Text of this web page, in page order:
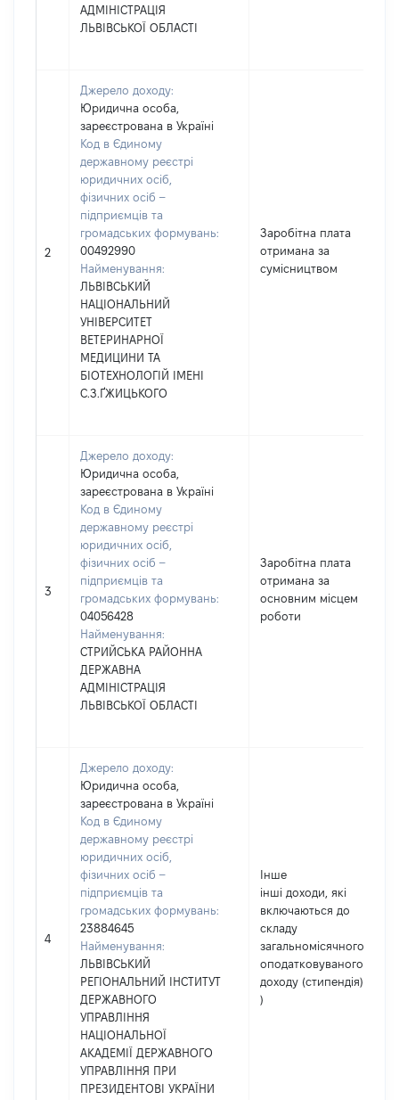
АДМІНІСТРАЦІЯ
ЛЬВІВСЬКОЇ ОБЛАСТІ
2
Джерело доходу:
Юридична особа,
зареєстрована в Україні
Код в Єдиному
державному реєстрі
юридичних осіб,
фізичних осіб –
підприємців та
громадських формувань:
00492990
Найменування:
ЛЬВІВСЬКИЙ
НАЦІОНАЛЬНИЙ
УНІВЕРСИТЕТ
ВЕТЕРИНАРНОЇ
МЕДИЦИНИ ТА
БІОТЕХНОЛОГІЙ ІМЕНІ
С.З.ҐЖИЦЬКОГО
Заробітна плата
отримана за
сумісництвом
3
Джерело доходу:
Юридична особа,
зареєстрована в Україні
Код в Єдиному
державному реєстрі
юридичних осіб,
фізичних осіб –
підприємців та
громадських формувань:
04056428
Найменування:
СТРИЙСЬКА РАЙОННА
ДЕРЖАВНА
АДМІНІСТРАЦІЯ
ЛЬВІВСЬКОЇ ОБЛАСТІ
Заробітна плата
отримана за
основним місцем
роботи
4
Джерело доходу:
Юридична особа,
зареєстрована в Україні
Код в Єдиному
державному реєстрі
юридичних осіб,
фізичних осіб –
підприємців та
громадських формувань:
23884645
Найменування:
ЛЬВІВСЬКИЙ
РЕГІОНАЛЬНИЙ ІНСТИТУТ
ДЕРЖАВНОГО
УПРАВЛІННЯ
НАЦІОНАЛЬНОЇ
АКАДЕМІЇ ДЕРЖАВНОГО
УПРАВЛІННЯ ПРИ
ПРЕЗИДЕНТОВІ УКРАЇНИ
Інше
інші доходи, які
включаються до
складу
загальномісячного
оподатковуваного
доходу (стипендія)
)